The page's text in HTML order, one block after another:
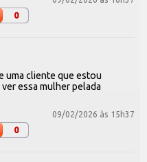
0
uma cliente que estou
essa mulher pelada
09/02/2026 às 15h37
0